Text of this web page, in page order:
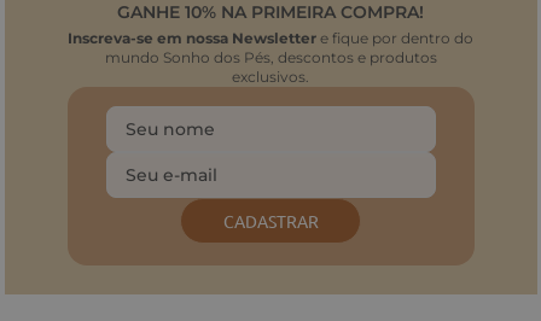
GANHE 10% NA PRIMEIRA COMPRA!
Inscreva-se em nossa Newsletter e fique por dentro do
mundo Sonho dos Pés, descontos e produtos
exclusivos.
CADASTRAR